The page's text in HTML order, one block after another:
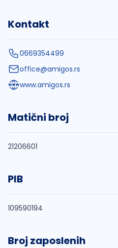
Kontakt
0669354499
office@amigos.rs
www.amigos.rs
Matični broj
21206601
PIB
109590194
Broj zaposlenih